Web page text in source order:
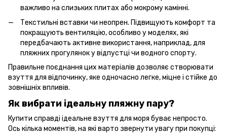
важливо на слизьких плитах або мокрому камінні.
Текстильні вставки чи неопрен. Підвищують комфорт та
покращують вентиляцію, особливо у моделях, які
передбачають активне використання, наприклад, для
пляжних прогулянок у відпустці чи водного спорту.
Правильне поєднання цих матеріалів дозволяє створювати
взуття для відпочинку, яке одночасно легке, міцне і стійке до
зовнішніх впливів.
Як вибрати ідеальну пляжну пару?
Купити справді ідеальне взуття для моря буває непросто.
Ось кілька моментів, на які варто звернути увагу при покупці: